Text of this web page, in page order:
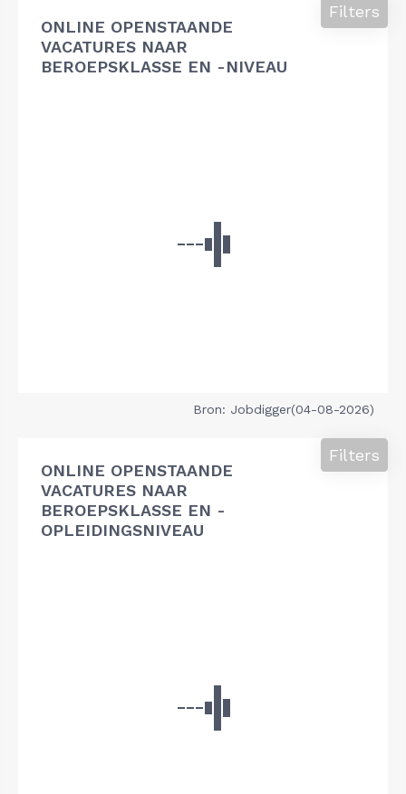
ONLINE OPENSTAANDE
VACATURES NAAR
BEROEPSKLASSE EN -NIVEAU
Filters
Bron: Jobdigger(04-08-2026)
ONLINE OPENSTAANDE
VACATURES NAAR
BEROEPSKLASSE EN -
OPLEIDINGSNIVEAU
Filters